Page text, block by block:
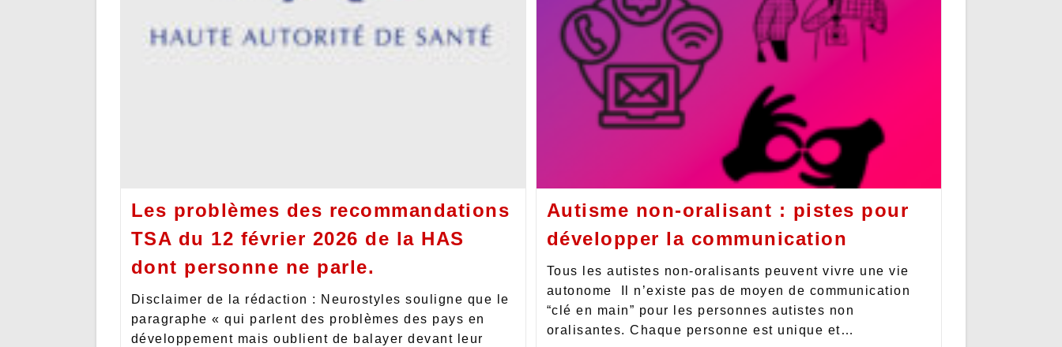
Les problèmes des recommandations
TSA du 12 février 2026 de la HAS
dont personne ne parle.
Disclaimer de la rédaction : Neurostyles souligne que le
paragraphe « qui parlent des problèmes des pays en
développement mais oublient de balayer devant leur
Autisme non-oralisant : pistes pour
développer la communication
Tous les autistes non-oralisants peuvent vivre une vie
autonome Il n’existe pas de moyen de communication
“clé en main” pour les personnes autistes non
oralisantes. Chaque personne est unique et…